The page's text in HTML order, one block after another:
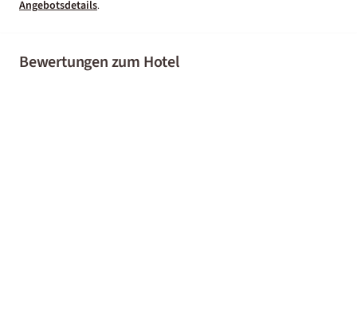
Angebotsdetails.
Bewertungen zum Hotel